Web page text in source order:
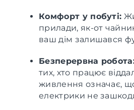
Комфорт у побуті:
прилади, як-от
ваш дім залишався
Безперервна
тих, хто працює
живлення означає,
електрики не